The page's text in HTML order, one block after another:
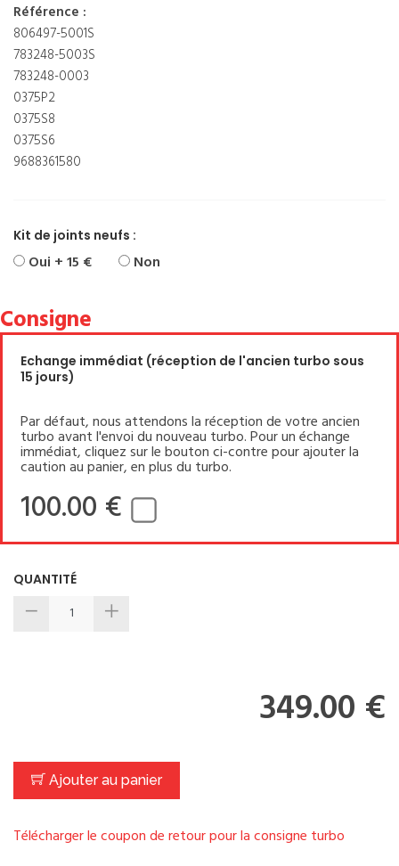
Référence :
806497-5001S
783248-5003S
783248-0003
0375P2
0375S8
0375S6
9688361580
Kit de joints neufs :
Oui + 15 € Non
Consigne
Echange immédiat (réception de l'ancien turbo sous
15 jours)
Par défaut, nous attendons la réception de votre ancien
turbo avant l'envoi du nouveau turbo. Pour un échange
immédiat, cliquez sur le bouton ci-contre pour ajouter la
caution au panier, en plus du turbo.
100.00 €
QUANTITÉ
349.00 €
Ajouter au panier
Télécharger le coupon de retour pour la consigne turbo